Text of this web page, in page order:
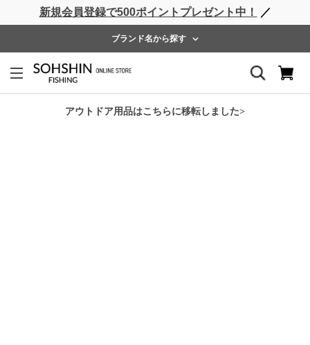
新規会員登録で500ポイントプレゼント中！ ／
ブランド名から探す
アウトドア用品はこちらに移転しました>
ライフベスト ウェーダー レインウェア フットウェア
ホーム > RBB >